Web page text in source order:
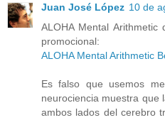
Juan José López 10 de
ALOHA Mental
promocional:
ALOHA Mental Arithmetic
Es falso que usemos
neurociencia muestra que
ambos lados del cerebro